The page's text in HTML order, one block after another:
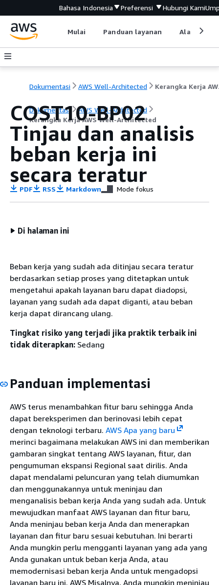
Bahasa Indonesia Preferensi Hubungi Kami
Mulai Panduan layanan Alat
Dokumentasi AWS Well-Architected
Dokumentasi
AWS Well-Architected
Kerangka Kerja AWS Well-Architected
COST10-BP02
Tinjau dan analisis
beban kerja ini
secara teratur
PDF RSS Markdown Mode fokus
Di halaman ini
Beban kerja yang sudah ada ditinjau secara teratur
berdasarkan setiap proses yang ditetapkan untuk
mengetahui apakah layanan baru dapat diadopsi,
layanan yang sudah ada dapat diganti, atau beban
kerja dapat dirancang ulang.
Tingkat risiko yang terjadi jika praktik terbaik ini
tidak diterapkan: Sedang
Panduan implementasi
AWS terus menambahkan fitur baru sehingga Anda
dapat bereksperimen dan berinovasi lebih cepat
dengan teknologi terbaru. AWS Apa yang baru
merinci bagaimana melakukan AWS ini dan memberikan
gambaran singkat tentang AWS layanan, fitur, dan
pengumuman ekspansi Regional saat dirilis. Anda
dapat mendalami peluncuran yang telah diumumkan
dan menggunakannya untuk meninjau dan
menganalisis beban kerja Anda yang sudah ada. Untuk
mewujudkan manfaat AWS layanan dan fitur baru,
Anda meninjau beban kerja Anda dan menerapkan
layanan dan fitur baru sesuai kebutuhan. Ini berarti
Anda mungkin perlu mengganti layanan yang ada yang
Anda gunakan untuk beban kerja Anda, atau
memodernisasi beban kerja Anda untuk mengadopsi
layanan baru ini. AWS Misalnya, Anda mungkin meninjau